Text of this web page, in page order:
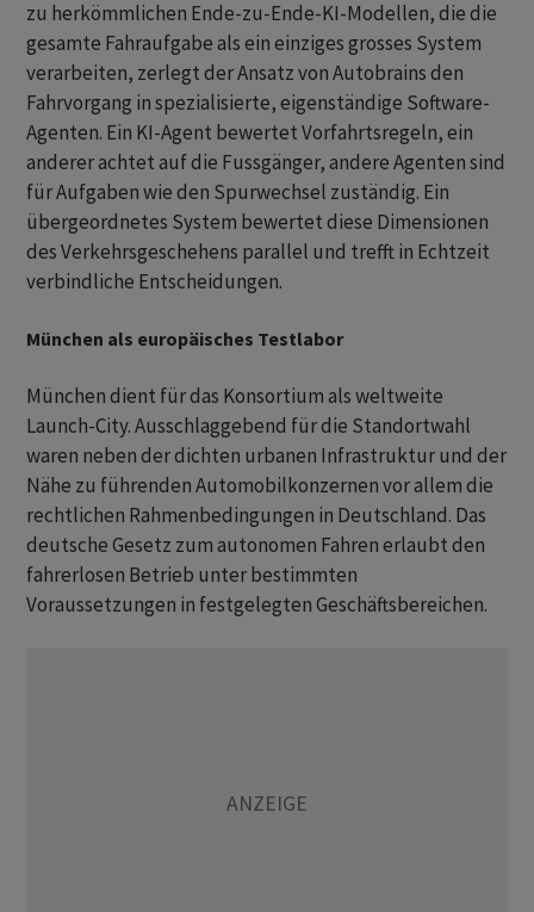
zu herkömmlichen Ende-zu-Ende-KI-Modellen, die die
gesamte Fahraufgabe als ein einziges grosses System
verarbeiten, zerlegt der Ansatz von Autobrains den
Fahrvorgang in spezialisierte, eigenständige Software-
Agenten. Ein KI-Agent bewertet Vorfahrtsregeln, ein
anderer achtet auf die Fussgänger, andere Agenten sind
für Aufgaben wie den Spurwechsel zuständig. Ein
übergeordnetes System bewertet diese Dimensionen
des Verkehrsgeschehens parallel und trefft in Echtzeit
verbindliche Entscheidungen.
München als europäisches Testlabor
München dient für das Konsortium als weltweite
Launch-City. Ausschlaggebend für die Standortwahl
waren neben der dichten urbanen Infrastruktur und der
Nähe zu führenden Automobilkonzernen vor allem die
rechtlichen Rahmenbedingungen in Deutschland. Das
deutsche Gesetz zum autonomen Fahren erlaubt den
fahrerlosen Betrieb unter bestimmten
Voraussetzungen in festgelegten Geschäftsbereichen.